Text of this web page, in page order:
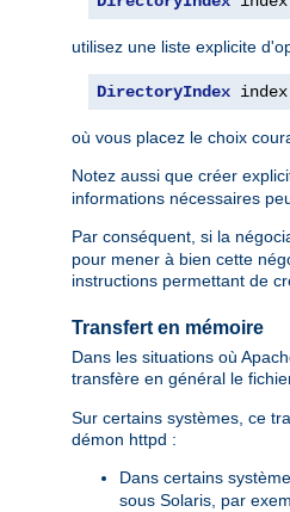
utilisez une liste explicite
DirectoryIndex index
où vous placez le choix
Notez aussi que créer
informations nécessaires
Par conséquent, si la
pour mener à bien cette
instructions permettant de
Transfert en mémoire
Dans les situations où
transfère en général le
Sur certains systèmes, ce
démon httpd :
Dans certains
sous Solaris, par